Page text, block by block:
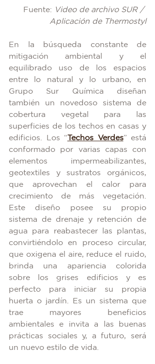
Fuente: Video de archivo SUR /
Aplicación de Thermostyl
En la búsqueda constante de
mitigación ambiental y el
equilibrado uso de los espacios
entre lo natural y lo urbano, en
Grupo Sur Química diseñan
también un novedoso sistema de
cobertura vegetal para las
superficies de los techos en casas y
edificios. Los “Techos Verdes” está
conformado por varias capas con
elementos impermeabilizantes,
geotextiles y sustratos orgánicos,
que aprovechan el calor para
crecimiento de más vegetación.
Este diseño posee su propio
sistema de drenaje y retención de
agua para reabastecer las plantas,
convirtiéndolo en proceso circular,
que oxigena el aire, reduce el ruido,
brinda una apariencia colorida
sobre los grises edificios y es
perfecto para iniciar su propia
huerta o jardín. Es un sistema que
trae mayores beneficios
ambientales e invita a las buenas
prácticas sociales y, a futuro, será
un nuevo estilo de vida.